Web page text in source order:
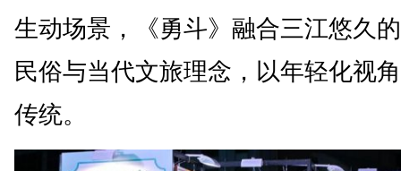
生动场景，《勇斗》融合三江悠久
民俗与当代文旅理念，以年轻化视
传统。